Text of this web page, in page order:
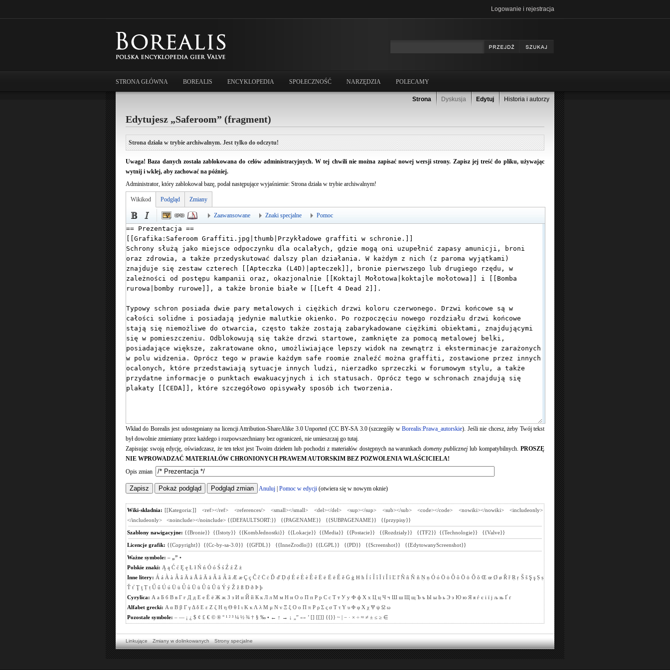
Logowanie i rejestracja
STRONA GŁÓWNA BOREALIS ENCYKLOPEDIA SPOŁECZNOŚĆ NARZĘDZIA POLECAMY
Strona Dyskusja Edytuj Historia i autorzy
Edytujesz „Saferoom” (fragment)
Strona działa w trybie archiwalnym. Jest tylko do odczytu!
Uwaga! Baza danych została zablokowana do celów administracyjnych. W tej chwili nie można zapisać nowej wersji strony. Zapisz jej treść do pliku, używając
wytnij i wklej, aby zachować na później.
Administrator, który zablokował bazę, podał następujące wyjaśnienie: Strona działa w trybie archiwalnym!
Wikikod Podgląd Zmiany
Zaawansowane Znaki specjalne Pomoc
Wkład do Borealis jest udostępniany na licencji Attribution-ShareAlike 3.0 Unported (CC BY-SA 3.0 (szczegóły wBorealis:Prawa_autorskie). Jeśli nie chcesz, żeby Twój tekst
był dowolnie zmieniany przez każdego i rozpowszechniany bez ograniczeń, nie umieszczaj go tutaj.
Zapisując swoją edycję, oświadczasz, że ten tekst jest Twoim dziełem lub pochodzi z materiałów dostępnych na warunkachdomeny publicznej lub kompatybilnych.PROSZĘ
NIE WPROWADZAĆ MATERIAŁÓW CHRONIONYCH PRAWEM AUTORSKIM BEZ POZWOLENIA WŁAŚCICIELA!
Opis zmian
Anuluj Pomoc w edycji (otwiera się w nowym oknie)
Wiki-składnia: [[Kategoria:]] <ref></ref> <references/> <small></small> <del></del> <sup></sup> <sub></sub> <code></code> <nowiki></nowiki>
<includeonly>
</includeonly>
<noinclude></noinclude> {{DEFAULTSORT:}} {{PAGENAME}} {{SUBPAGENAME}} {{przypisy}}
Szablony nawigacyjne: {{Bronie}} {{Istoty}} {{KombJednostki}} {{Lokacje}} {{Media}} {{Postacie}} {{Rozdzialy}} {{TF2}} {{Technologie}} {{Valve}}
Licencje grafik: {{Copyright}} {{Cc-by-sa-3.0}} {{GFDL}} {{InneZrodlo|}} {{LGPL}} {{PD}} {{Screenshot}} {{EdytowanyScreenshot}}
Ważne symbole: – „” •
Polskie znaki: Ą ą Ć ć Ę ę Ł ł Ń ń Ó ó Ś ś Ź ź Ż ż
Inne litery: Á á À à Â â Ä ä Å å Ā ā Ă ă Ã ã Æ æ Ç ç Č č Ċ ċ Ď ď Ḍ ḍ É é È è Ê ê Ë ë Ē ē Ě ě Ġ ġ Ħ ħ Í í Î î Ī ī Ĭ ĭ Ľ ľ Ñ ñ Ň ň Ṇ ṇ Ó ó Ö ö Ô ô Ō ō Ǒ ǒ Œ œ Ø ø Ř ř Ṛ ṛ Š š Ş ş Ṣ ṣ
Ť ť Ţ ţ Ṭ ṭ Ű ű Ú ú Ü ü Ů ů Ū ū Û û Ŭ ŭ Ý ý Ž ž ß Ð ð Þ þ
Cyrylica: А а Б б В в Г г Д д Е е Ё ё Ж ж З з И и Й й К к Л л М м Н н О о П п Р р С с Т т У у Ф ф Х х Ц ц Ч ч Ш ш Щ щ Ъ ъ Ы ы Ь ь Э э Ю ю Я я ѓ є і ї ј љ њ Ґ ґ
Alfabet grecki: Α α Β β Γ γΔ δ Ε ε Ζ ζ Η η Θ θ Ι ι Κ κΛ λ Μ μ Ν ν Ξ ξ Ο ο Π π Ρ ρ Σ ς σ Τ τ Υ υ Φ φ Χ χ Ψ ψ Ω ω
Pozostałe symbole: – — ¡ ¿ $ ¢ £ € © ® ° ¹ ² ³ ¼ ½ ¾ † § ‰ • ← ↑ → ↓ „” «» ’ [] [[]] {{}} ~ − · × ÷ ≈ ≠ ± ≤ ≥ ∈
Linkujące Zmiany w dolinkowanych Strony specjalne